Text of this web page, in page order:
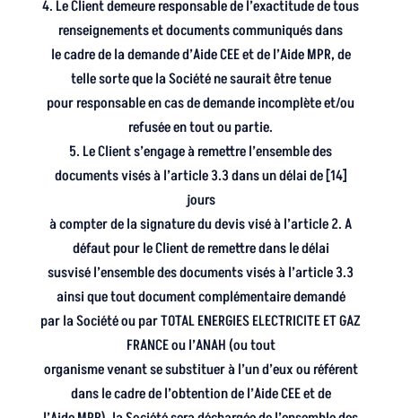
4. Le Client demeure responsable de l’exactitude de tous
renseignements et documents communiqués dans
le cadre de la demande d’Aide CEE et de l’Aide MPR, de
telle sorte que la Société ne saurait être tenue
pour responsable en cas de demande incomplète et/ou
refusée en tout ou partie.
5. Le Client s’engage à remettre l’ensemble des
documents visés à l’article 3.3 dans un délai de [14]
jours
à compter de la signature du devis visé à l’article 2. A
défaut pour le Client de remettre dans le délai
susvisé l’ensemble des documents visés à l’article 3.3
ainsi que tout document complémentaire demandé
par la Société ou par TOTAL ENERGIES ELECTRICITE ET GAZ
FRANCE ou l’ANAH (ou tout
organisme venant se substituer à l’un d’eux ou référent
dans le cadre de l’obtention de l’Aide CEE et de